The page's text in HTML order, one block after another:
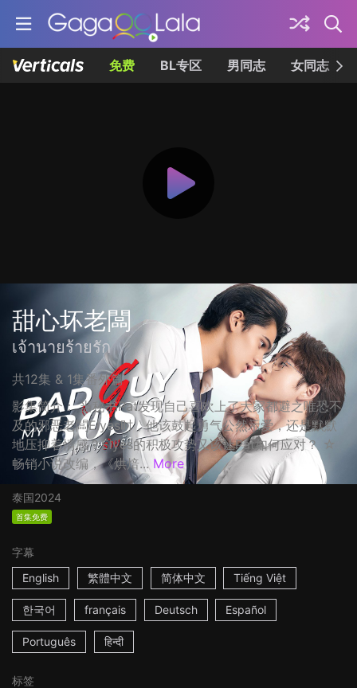
免费 BL专区 男同志 女同志
甜心坏老闆
เจ้านายร้ายรัก
共12集 & 1集番外篇
影集简介： 当秘书Pat发现自己喜欢上了大家都避之唯恐不
及的邪恶老闆Elyes时，他该鼓起勇气公然示爱，还是默默
地压抑着情感？Elyes的积极攻势又该让Pat如何应对？ ☆
畅销小说改编，《烘焙... More
泰国2024
首集免费
字幕
English
繁體中文 简体中文 Tiếng Việt
한국어 français Deutsch Español
Português हिन्दी
标签